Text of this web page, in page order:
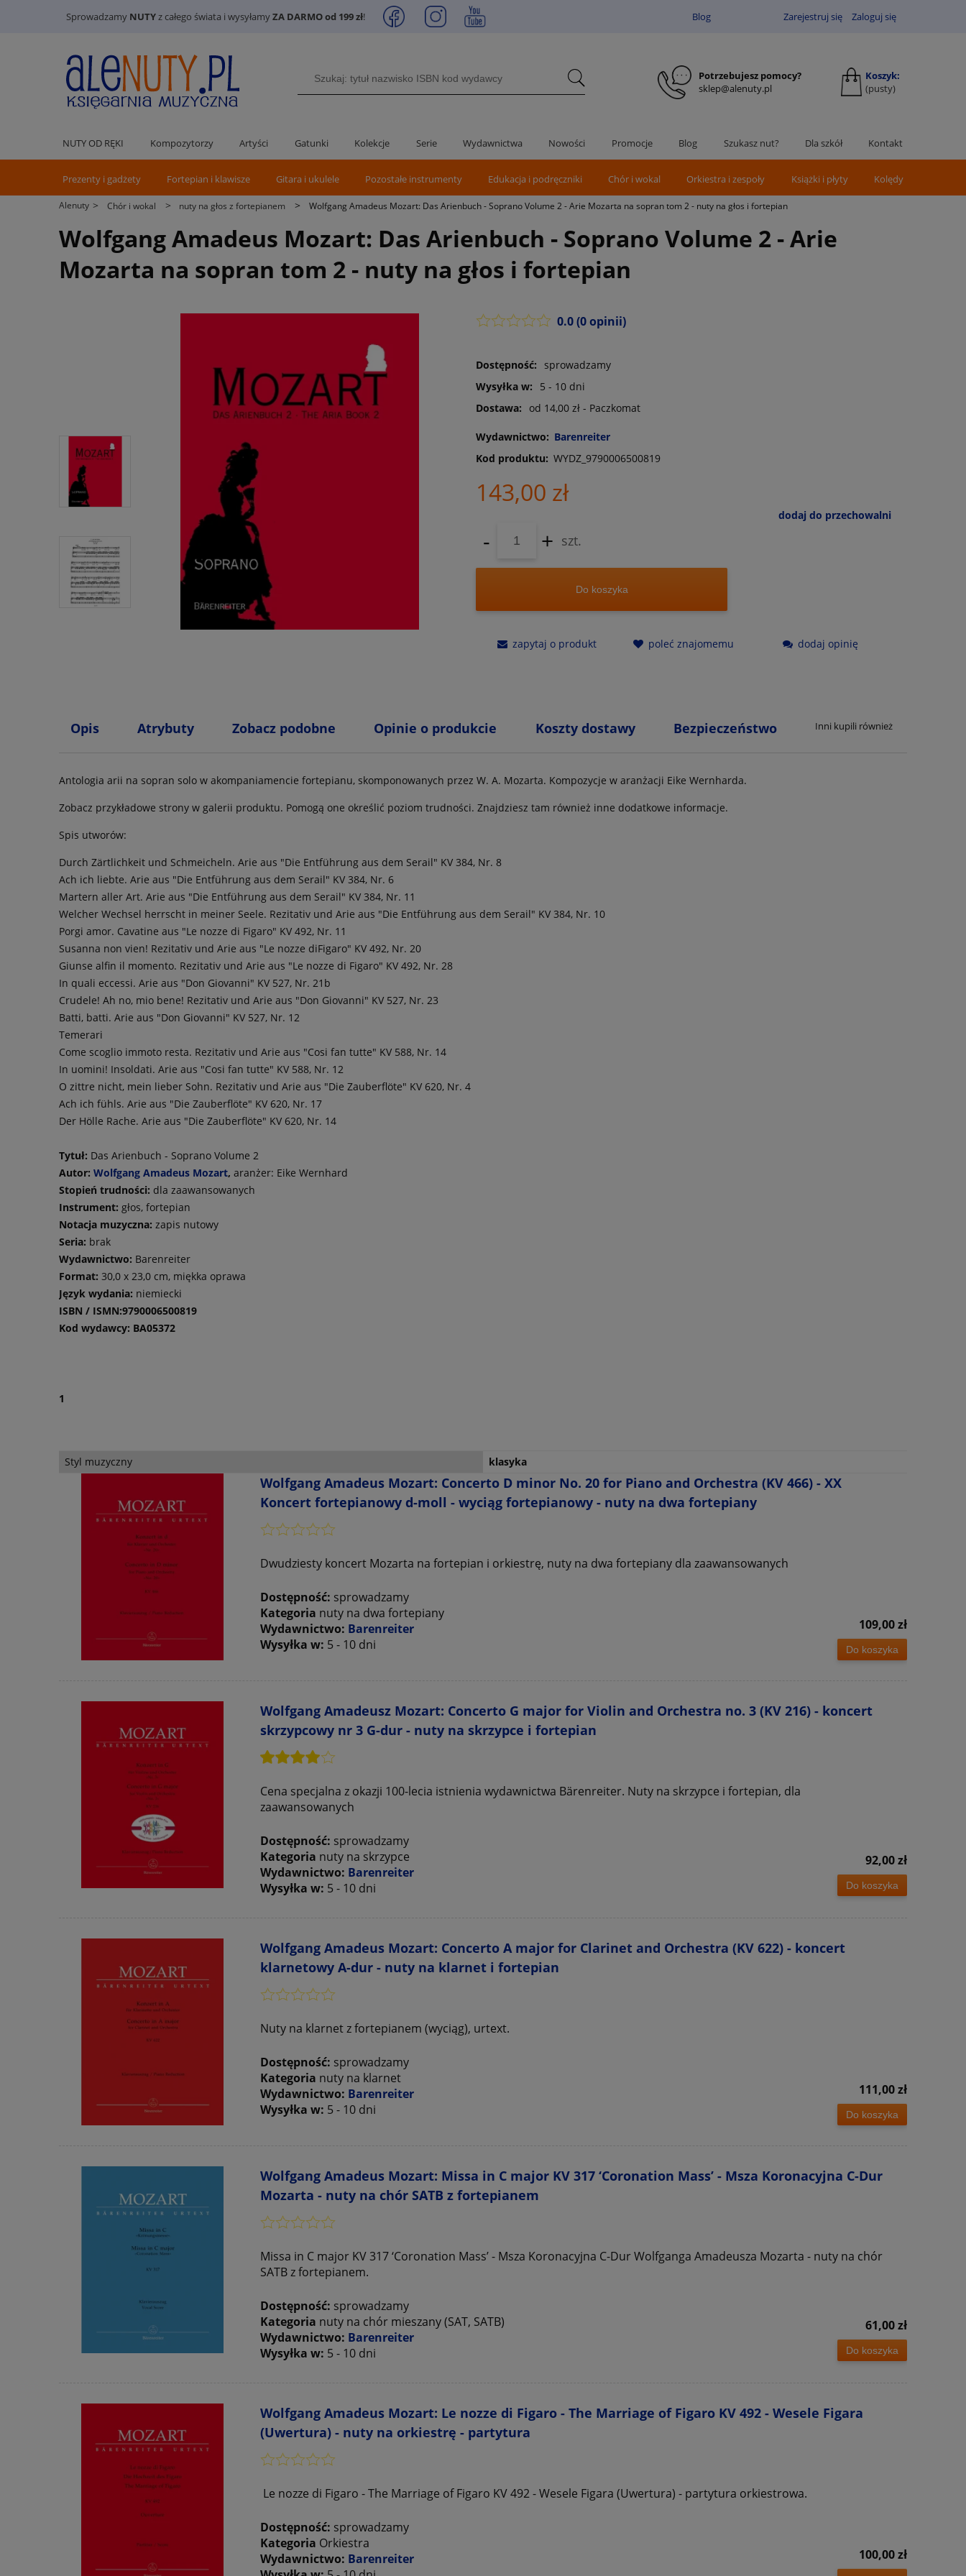
Sprowadzamy NUTYz całego świata i wysyłamyZA DARMO od 199 zł! Blog Zarejestruj się Zaloguj się
Potrzebujesz pomocy?
sklep@alenuty.pl
Koszyk:
(pusty)
NUTY OD RĘKI Kompozytorzy Artyści Gatunki Kolekcje Serie Wydawnictwa Nowości Promocje Blog Szukasz nut? Dla szkół Kontakt
Prezenty i gadżety Fortepian i klawisze Gitara i ukulele Pozostałe instrumenty Edukacja i podręczniki Chór i wokal Orkiestra i zespoły Książki i płyty Kolędy
Alenuty > Chór i wokal > nuty na głos z fortepianem > Wolfgang Amadeus Mozart: Das Arienbuch - Soprano Volume 2 - Arie Mozarta na sopran tom 2 - nuty na głos i fortepian
Wolfgang Amadeus Mozart: Das Arienbuch - Soprano Volume 2 - Arie
Mozarta na sopran tom 2 - nuty na głos i fortepian
0.0(0 opinii)
Dostępność:
sprowadzamy
Wysyłka w:
5 - 10 dni
Dostawa:
od 14,00 zł - Paczkomat
Wydawnictwo: Barenreiter
Kod produktu: WYDZ_9790006500819
143,00 zł
dodaj do przechowalni
- + szt.
Do koszyka
zapytaj o produkt poleć znajomemu dodaj opinię
Opis Atrybuty Zobacz podobne Opinie o produkcie Koszty dostawy Bezpieczeństwo Inni kupili również
Antologia arii na sopran solo w akompaniamencie fortepianu, skomponowanych przez W. A. Mozarta. Kompozycje w aranżacji Eike Wernharda.
Zobacz przykładowe strony w galerii produktu. Pomogą one określić poziom trudności. Znajdziesz tam również inne dodatkowe informacje.
Spis utworów:
Durch Zärtlichkeit und Schmeicheln. Arie aus "Die Entführung aus dem Serail" KV 384, Nr. 8
Ach ich liebte. Arie aus "Die Entführung aus dem Serail" KV 384, Nr. 6
Martern aller Art. Arie aus "Die Entführung aus dem Serail" KV 384, Nr. 11
Welcher Wechsel herrscht in meiner Seele. Rezitativ und Arie aus "Die Entführung aus dem Serail" KV 384, Nr. 10
Porgi amor. Cavatine aus "Le nozze di Figaro" KV 492, Nr. 11
Susanna non vien! Rezitativ und Arie aus "Le nozze diFigaro" KV 492, Nr. 20
Giunse alfin il momento. Rezitativ und Arie aus "Le nozze di Figaro" KV 492, Nr. 28
In quali eccessi. Arie aus "Don Giovanni" KV 527, Nr. 21b
Crudele! Ah no, mio bene! Rezitativ und Arie aus "Don Giovanni" KV 527, Nr. 23
Batti, batti. Arie aus "Don Giovanni" KV 527, Nr. 12
Temerari
Come scoglio immoto resta. Rezitativ und Arie aus "Cosi fan tutte" KV 588, Nr. 14
In uomini! Insoldati. Arie aus "Cosi fan tutte" KV 588, Nr. 12
O zittre nicht, mein lieber Sohn. Rezitativ und Arie aus "Die Zauberflöte" KV 620, Nr. 4
Ach ich fühls. Arie aus "Die Zauberflöte" KV 620, Nr. 17
Der Hölle Rache. Arie aus "Die Zauberflöte" KV 620, Nr. 14
Tytuł: Das Arienbuch - Soprano Volume 2
Autor: Wolfgang Amadeus Mozart, aranżer: Eike Wernhard
Stopień trudności: dla zaawansowanych
Instrument: głos, fortepian
Notacja muzyczna: zapis nutowy
Seria: brak
Wydawnictwo: Barenreiter
Format: 30,0 x 23,0 cm, miękka oprawa
Język wydania: niemiecki
ISBN / ISMN:9790006500819
Kod wydawcy: BA05372
1
Styl muzyczny klasyka
Wolfgang Amadeus Mozart: Concerto D minor No. 20 for Piano and Orchestra (KV 466) - XX
Koncert fortepianowy d-moll - wyciąg fortepianowy - nuty na dwa fortepiany
Dwudziesty koncert Mozarta na fortepian i orkiestrę, nuty na dwa fortepiany dla zaawansowanych
Dostępność: sprowadzamy
Kategoria nuty na dwa fortepiany
Wydawnictwo: Barenreiter
Wysyłka w: 5 - 10 dni
109,00 zł
Do koszyka
Wolfgang Amadeusz Mozart: Concerto G major for Violin and Orchestra no. 3 (KV 216) - koncert
skrzypcowy nr 3 G-dur - nuty na skrzypce i fortepian
Cena specjalna z okazji 100-lecia istnienia wydawnictwa Bärenreiter. Nuty na skrzypce i fortepian, dla
zaawansowanych
Dostępność: sprowadzamy
Kategoria nuty na skrzypce
Wydawnictwo: Barenreiter
Wysyłka w: 5 - 10 dni
92,00 zł
Do koszyka
Wolfgang Amadeus Mozart: Concerto A major for Clarinet and Orchestra (KV 622) - koncert
klarnetowy A-dur - nuty na klarnet i fortepian
Nuty na klarnet z fortepianem (wyciąg), urtext.
Dostępność: sprowadzamy
Kategoria nuty na klarnet
Wydawnictwo: Barenreiter
Wysyłka w: 5 - 10 dni
111,00 zł
Do koszyka
Wolfgang Amadeus Mozart: Missa in C major KV 317 ‘Coronation Mass’ - Msza Koronacyjna C-Dur
Mozarta - nuty na chór SATB z fortepianem
Missa in C major KV 317 ‘Coronation Mass’ - Msza Koronacyjna C-Dur Wolfganga Amadeusza Mozarta - nuty na chór
SATB z fortepianem.
Dostępność: sprowadzamy
Kategoria nuty na chór mieszany (SAT, SATB)
Wydawnictwo: Barenreiter
Wysyłka w: 5 - 10 dni
61,00 zł
Do koszyka
Wolfgang Amadeus Mozart: Le nozze di Figaro - The Marriage of Figaro KV 492 - Wesele Figara
(Uwertura) - nuty na orkiestrę - partytura
Le nozze di Figaro - The Marriage of Figaro KV 492 - Wesele Figara (Uwertura) - partytura orkiestrowa.
Dostępność: sprowadzamy
Kategoria Orkiestra
Wydawnictwo: Barenreiter
100,00 zł